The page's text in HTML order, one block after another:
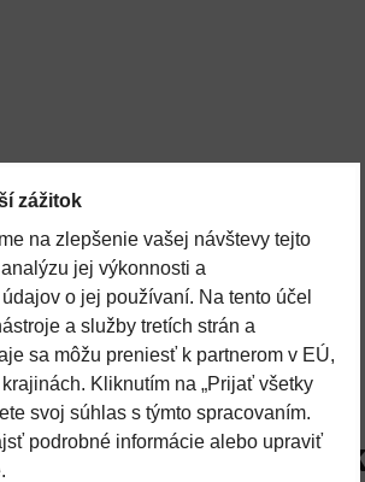
a
náhradný
zážitok
na zlepšenie vašej návštevy tejto
jej výkonnosti a
o jej používaní. Na tento účel
a služby tretích strán a
sa môžu preniesť k partnerom v EÚ,
Kliknutím na „Prijať všetky
svoj súhlas s týmto spracovaním.
podrobné informácie alebo upraviť